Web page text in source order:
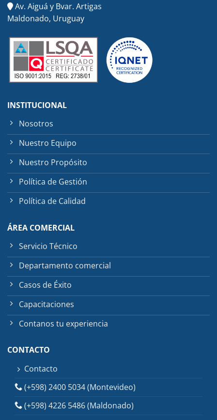
Av. Aiguá y Bvar. Artigas
Maldonado, Uruguay
INSTITUCIONAL
Nosotros
Nuestro Equipo
Nuestro Propósito
Política de Gestión
Política de Calidad
ÁREA COMERCIAL
Servicio Técnico
Departamento comercial
Casos de Éxito
Capacitaciones
Contanos tu experiencia
CONTACTO
Contacto
(+598) 2400 5034 (Montevideo)
(+598) 4226 5486 (Maldonado)